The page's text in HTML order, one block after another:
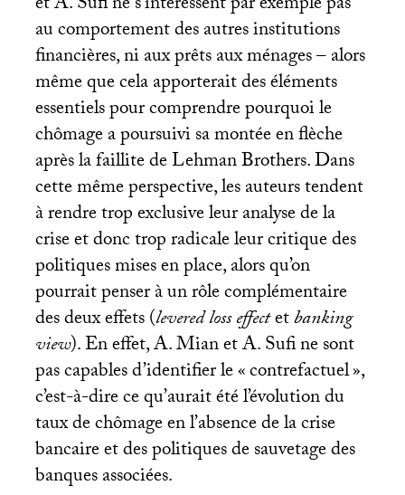
au comportement des autres institutions
financières, ni aux prêts aux ménages – alors
même que cela apporterait des éléments
essentiels pour comprendre pourquoi le
chômage a poursuivi sa montée en flèche
après la faillite de Lehman Brothers. Dans
cette même perspective, les auteurs tendent
à rendre trop exclusive leur analyse de la
crise et donc trop radicale leur critique des
politiques mises en place, alors qu’on
pourrait penser à un rôle complémentaire
des deux effets (levered loss effectetbanking
view). En effet, A. Mian et A. Sufi ne sont
pas capables d’identifier le «contrefactuel»,
c’est-à-dire ce qu’aurait été l’évolution du
taux de chômage en l’absence de la crise
bancaire et des politiques de sauvetage des
banques associées.